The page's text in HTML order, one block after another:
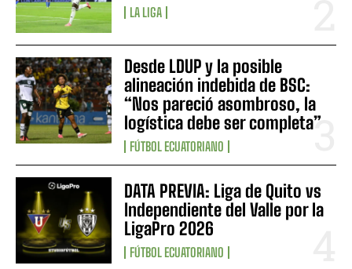
LA LIGA
Desde LDUP y la posible
alineación indebida de BSC:
“Nos pareció asombroso, la
logística debe ser completa”
FÚTBOL ECUATORIANO
DATA PREVIA: Liga de Quito vs
Independiente del Valle por la
LigaPro 2026
FÚTBOL ECUATORIANO